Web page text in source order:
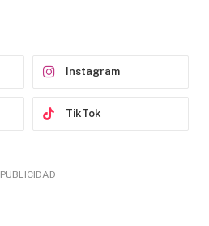
Instagram
TikTok
PUBLICIDAD